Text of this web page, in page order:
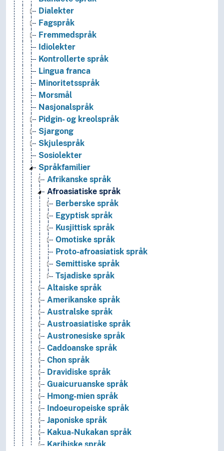
Dialekter
Fagspråk
Fremmedspråk
Idiolekter
Kontrollerte språk
Lingua franca
Minoritetsspråk
Morsmål
Nasjonalspråk
Pidgin- og kreolspråk
Sjargong
Skjulespråk
Sosiolekter
Språkfamilier
Afrikanske språk
Afroasiatiske språk
Berberske språk
Egyptisk språk
Kusjittisk språk
Omotiske språk
Proto-afroasiatisk språk
Semittiske språk
Tsjadiske språk
Altaiske språk
Amerikanske språk
Australske språk
Austroasiatiske språk
Austronesiske språk
Caddoanske språk
Chon språk
Dravidiske språk
Guaicuruanske språk
Hmong-mien språk
Indoeuropeiske språk
Japoniske språk
Kakua-Nukakan språk
Karibiske språk